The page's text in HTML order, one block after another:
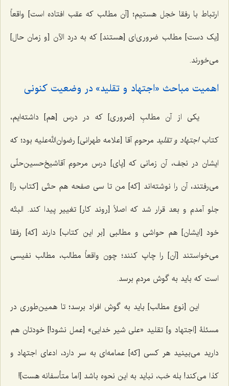
ارتباط با رفقا خجل هستیم؛ [آن مطالب که عقب افتاده است] واقعاً
[یک دست] مطالب ضروری‌ای [هستند] که به درد الآن [و زمان حال]
می‌خورند.
اهمیت مباحث «اجتهاد و تقلید» در وضعیت کنونی
یکی از آن مطالبِ [ضروری] که در درس [هم] داشته‌ایم،
کتاباجتهاد و تقلید مرحوم آقا [علامه طهرانی] رضوان‌الله‌علیه بود؛ که
ایشان در نجف، آن زمانی که [پای] درس مرحوم آقاشیخ‌حسین‌حلّی
می‌رفتند، آن را نوشته‌اند [که] من تا سی صفحه هم حتّی [کتاب را]
جلو آمدم و بعد قرار شد که اصلاً [روند کار] تغییر پیدا کند. البتّه
خود [ایشان] هم حواشی و مطالبی [بر این کتاب] دارند [که] رفقا
می‌خواستند [آن] را چاپ کنند؛ چون واقعاً مطالب، مطالب نفیسی
است که باید به گوش مردم برسد.
این [نوع مطالب] باید به گوش افراد برسد؛ تا همین‌طوری در
مسئلۀ [اجتهاد و] تقلید «علی شیر خدایی» [عمل نشود!] خودتان هم
دارید می‌بینید هر کسی [که] عمامه‌ای به سر دارد، ادعای اجتهاد و
کذا می‌کند! بله خب، نباید به این نحوه باشد [اما متأسفانه هست]!